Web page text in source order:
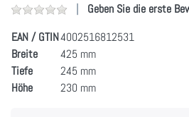
Geben Sie die erste
EAN / GTIN4002516812531
Breite
425 mm
Tiefe
245 mm
Höhe
230 mm